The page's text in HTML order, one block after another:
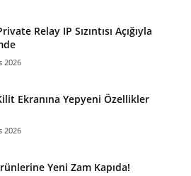
Relay IP Sızıntısı Açığıyla
2026
Ekranına Yepyeni Özellikler
2026
Yeni Zam Kapıda!